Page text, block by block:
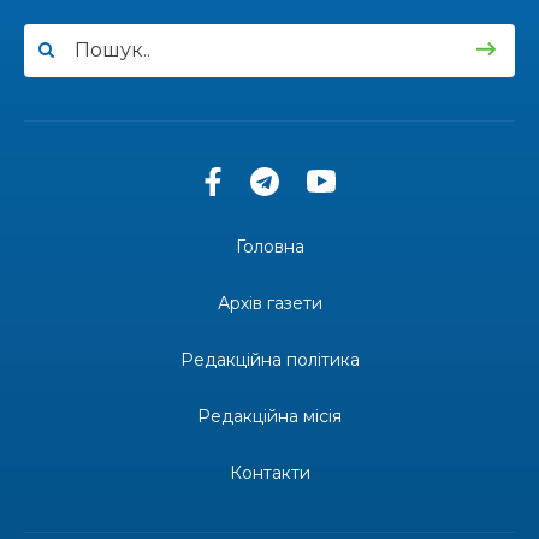
31 лип
“Серпневі свята” – Клуб з народознавства
Юні мешканці Бахмутської громади у Харкові
долучилися до проєкту «Радість у дитячих
територіальної громади
«Дві музи» у Рівному: свято краси, мистецтва
Головна
Архів газети
Редакційна політика
Редакційна місія
Контакти